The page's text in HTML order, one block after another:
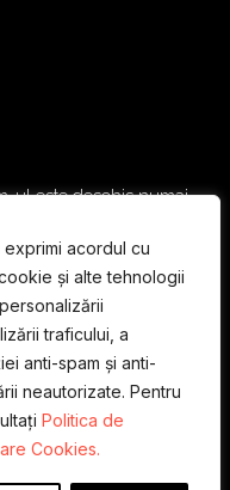
acordul cu
și alte tehnologii
traficului, a
anti-spam și anti-
neautorizate. Pentru
Politica de
Cookies.
ul este deschis numai